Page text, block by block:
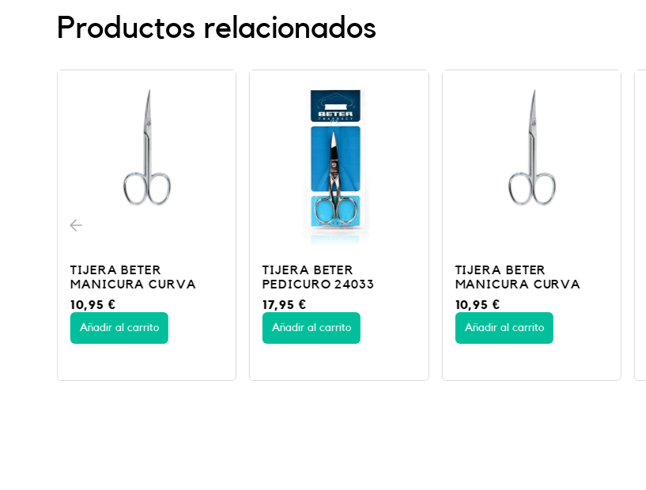
Productos relacionados
TIJERA BETER
MANICURA CURVA
10,95€
Añadir al carrito
TIJERA BETER
PEDICURO 24033
17,95€
Añadir al carrito
TIJERA BETER
MANICURA CURVA
10,95€
Añadir al carrito